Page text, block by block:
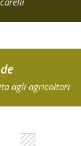
agli agricoltori